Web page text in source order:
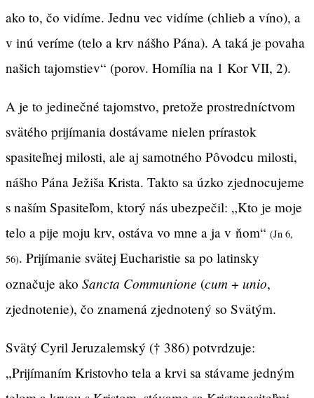
ako to, čo vidíme. Jednu vec vidíme (chlieb a víno), a
v inú veríme (telo a krv nášho Pána). A taká je povaha
našich tajomstiev“ (porov. Homília na 1 Kor VII, 2).
A je to jedinečné tajomstvo, pretože prostredníctvom
svätého prijímania dostávame nielen prírastok
spasiteľnej milosti, ale aj samotného Pôvodcu milosti,
nášho Pána Ježiša Krista. Takto sa úzko zjednocujeme
s naším Spasiteľom, ktorý nás ubezpečil: „Kto je moje
telo a pije moju krv, ostáva vo mne a ja v ňom“ (Jn 6,
56). Prijímanie svätej Eucharistie sa po latinsky
označuje ako Sancta Communione (cum + unio,
zjednotenie), čo znamená zjednotený so Svätým.
Svätý Cyril Jeruzalemský († 386) potvrdzuje:
„Prijímaním Kristovho tela a krvi sa stávame jedným